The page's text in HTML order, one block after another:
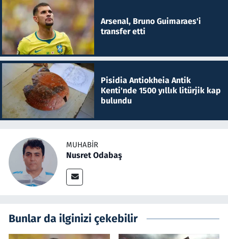
Arsenal, Bruno Guimaraes'i
transfer etti
Pisidia Antiokheia Antik
Kenti'nde 1500 yıllık litürjik kap
bulundu
MUHABIR
Nusret Odabaş
Bunlar da ilginizi çekebilir